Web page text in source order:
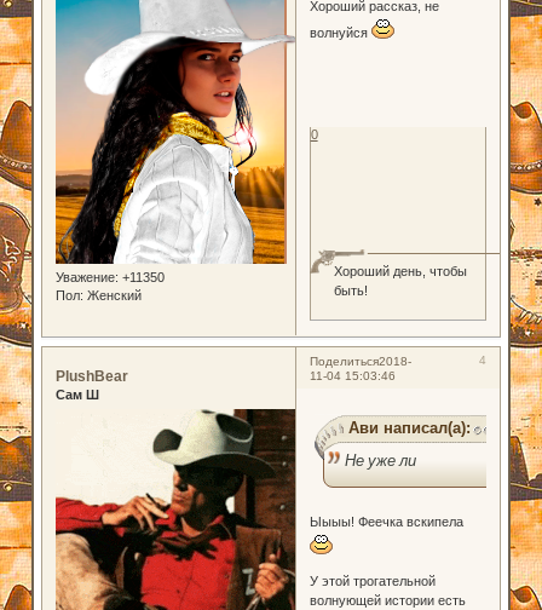
Уважение: +11350
Пол: Женский
Хороший рассказ, не
волнуйся
Хороший день, чтобы
быть!
0
Поделиться 4
2018-
11-04 15:03:46
PlushBear
Сам Ш
Ави написал(а):
Не уже ли
Ыыыы! Феечка вскипела
У этой трогательной
волнующей истории есть